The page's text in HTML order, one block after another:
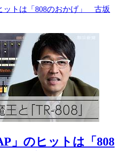
ットは「808のおかげ」 古坂
」のヒットは「808